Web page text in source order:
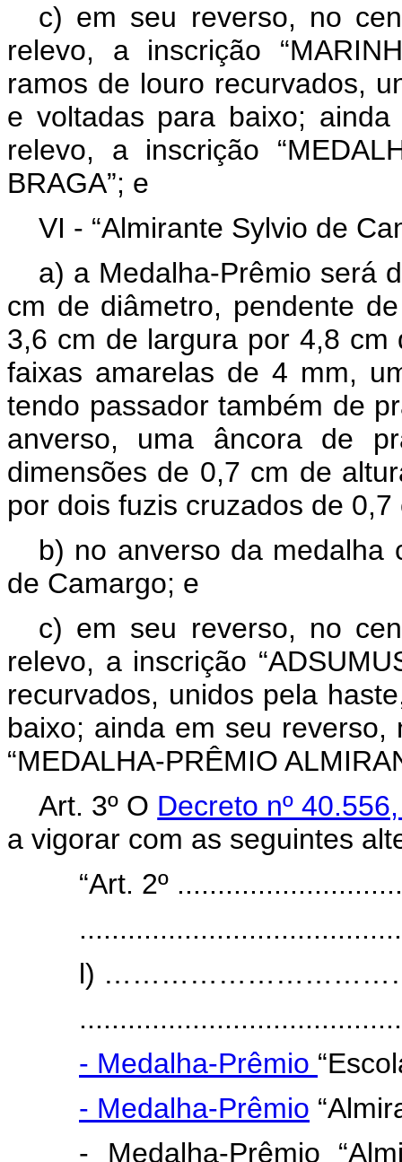
c) em seu reverso, no
relevo, a inscrição
ramos de louro recurvados,
e voltadas para baixo;
relevo, a inscrição
BRAGA”; e
VI - “Almirante Sylvio de
a) a Medalha-Prêmio será
cm de diâmetro, pendente
3,6 cm de largura por 4,8
faixas amarelas de 4 mm,
tendo passador também de
anverso, uma âncora de
dimensões de 0,7 cm de
por dois fuzis cruzados de
b) no anverso da medalha
de Camargo; e
c) em seu reverso, no
relevo, a inscrição
recurvados, unidos pela
baixo; ainda em seu
“MEDALHA-PRÊMIO
Art. 3º O Decreto nº
a vigorar com as seguintes
“Art. 2º
l)
- Medalha-Prêmio
- Medalha-Prêmio
- Medalha-Prêmio